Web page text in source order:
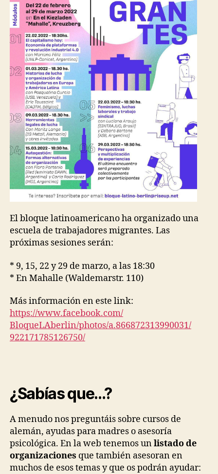
El bloque latinoamericano ha organizado una
escuela de trabajadores migrantes. Las
próximas sesiones serán:
* 9, 15, 22 y 29 de marzo, a las 18:30
* En Mahalle (Waldemarstr. 110)
Más información en este link:
https://www.facebook.com/
BloqueLAberlin/photos/a.866872313990031/
922171785126750/
¿Sabías que…?
A menudo nos preguntáis sobre cursos de
alemán, ayudas para madres o asesoría
psicológica. En la web tenemos unlistado de
organizaciones que también asesoran en
muchos de esos temas y que os podrán ayudar: